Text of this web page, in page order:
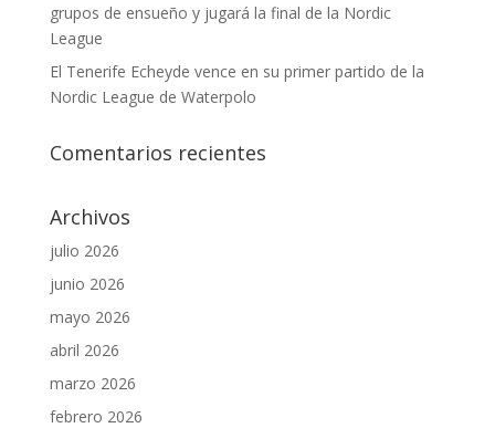
grupos de ensueño y jugará la final de la Nordic
League
El Tenerife Echeyde vence en su primer partido de la
Nordic League de Waterpolo
Comentarios recientes
Archivos
julio 2026
junio 2026
mayo 2026
abril 2026
marzo 2026
febrero 2026